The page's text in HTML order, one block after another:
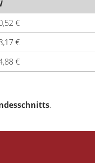
€
€
€
.